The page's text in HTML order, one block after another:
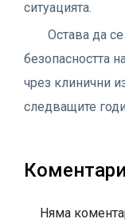
ситуацията.
Остава да
безопасността
чрез клинични
следващите
Коментари
Няма